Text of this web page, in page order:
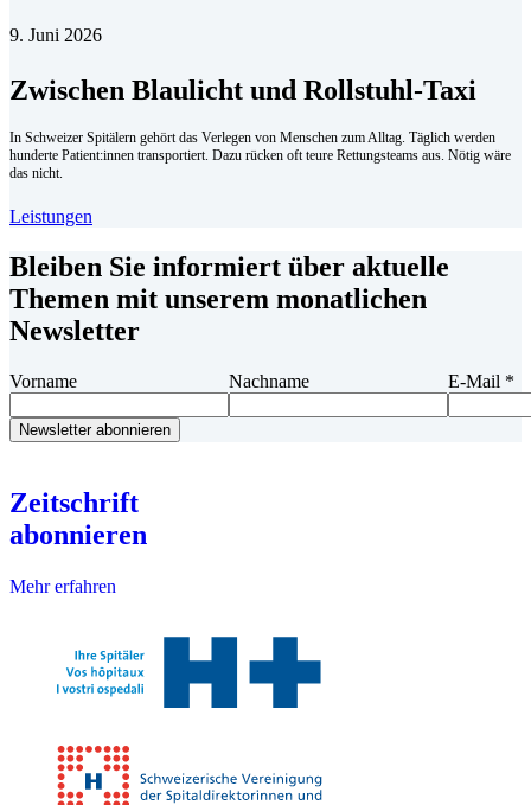
9. Juni 2026
Zwischen Blaulicht und Rollstuhl-Taxi
In Schweizer Spitälern gehört das Verlegen von Menschen zum Alltag. Täglich werden
hunderte Patient:innen transportiert. Dazu rücken oft teure Rettungsteams aus. Nötig wäre
das nicht.
Leistungen
Bleiben Sie informiert über aktuelle
Themen mit unserem monatlichen
Newsletter
Vorname Nachname E-Mail *
Zeitschrift
abonnieren
Mehr erfahren